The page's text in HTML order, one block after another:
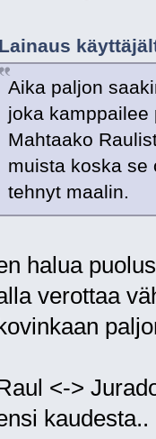
Lainaus
Aika paljon
joka kamppailee
Mahtaako
muista koska se
tehnyt maalin.
halua
verottaa
<->
kaudesta..